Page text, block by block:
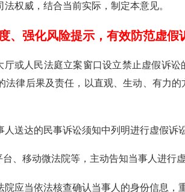
权威，结合当前实际，制定本意见。
、强化风险提示，有效防范虚假
厅或人民法庭立案窗口设立禁止虚假诉
法律后果及责任，以直观、生动、有力
人送达的民事诉讼须知中列明进行虚假诉
、移动微法院等，主动告知当事人进行
院应当依法核查确认当事人的身份信息，